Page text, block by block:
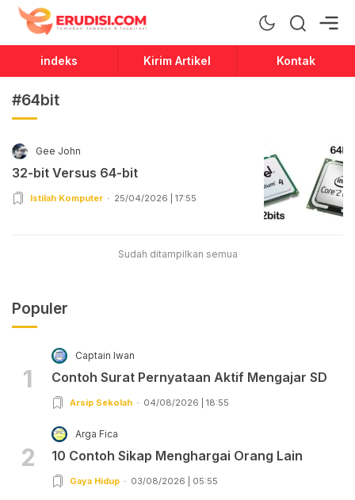
Erudisi
Temukan Jawaban dan Inspirasi
indeks Kirim Artikel Kontak
#64bit
Gee John
32-bit Versus 64-bit
Istilah Komputer 25/04/2026 | 17:55
Sudah ditampilkan semua
Populer
1
Captain Iwan
Contoh Surat Pernyataan Aktif Mengajar SD
Arsip Sekolah 04/08/2026 | 18:55
2
Arga Fica
10 Contoh Sikap Menghargai Orang Lain
Gaya Hidup 03/08/2026 | 05:55